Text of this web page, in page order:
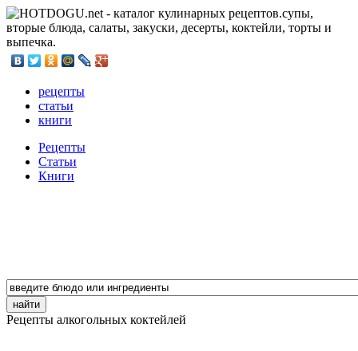
рецепты
статьи
книги
Рецепты
Статьи
Книги
Рецепты алкогольных коктейлей